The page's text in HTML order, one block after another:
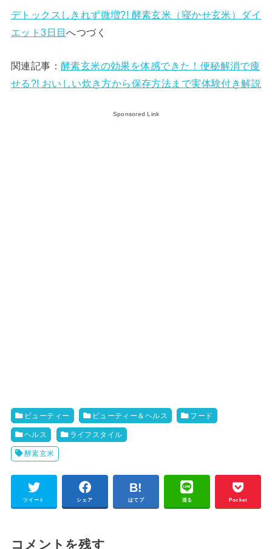
デトックスしきれず微増?! 酵素玄米（寝かせ玄米）ダイ
エット3日目へつづく
関連記事： 酵素玄米の効果を体感できた！便秘解消で痩
せる?! おいしい炊き方から保存方法まで実体験付き解説
Sponsored Link
ビューティー ビューティー＆ヘルス フード
ヘルス ライフスタイル
酵素玄米
ツイート シェア はてブ 送る Pocket
コメントを残す